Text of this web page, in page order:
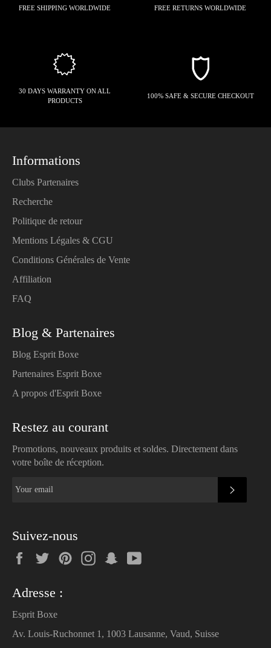
FREE SHIPPING WORLDWIDE FREE RETURNS WORLDWIDE
30 DAYS WARRANTY ON ALL
PRODUCTS
100% SAFE & SECURE CHECKOUT
Informations
Clubs Partenaires
Recherche
Politique de retour
Mentions Légales & CGU
Conditions Générales de Vente
Affiliation
FAQ
Blog & Partenaires
Blog Esprit Boxe
Partenaires Esprit Boxe
A propos d'Esprit Boxe
Restez au courant
Promotions, nouveaux produits et soldes. Directement dans
votre boîte de réception.
Suivez-nous
FacebookTwitterPinterestInstagramSnapchat
Adresse :
Esprit Boxe
Av. Louis-Ruchonnet 1, 1003 Lausanne, Vaud, Suisse